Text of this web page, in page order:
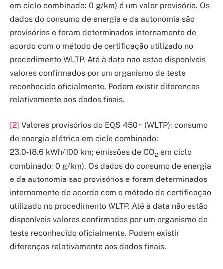
em ciclo combinado: 0 g/km) é um valor provisório. Os
dados do consumo de energia e da autonomia são
provisórios e foram determinados internamente de
acordo com o método de certificação utilizado no
procedimento WLTP. Até à data não estão disponíveis
valores confirmados por um organismo de teste
reconhecido oficialmente. Podem existir diferenças
relativamente aos dados finais.
[2] Valores provisórios do EQS 450+ (WLTP): consumo
de energia elétrica em ciclo combinado:
23.0‑18.6 kWh/100 km; emissões de CO2 em ciclo
combinado: 0 g/km). Os dados do consumo de energia
e da autonomia são provisórios e foram determinados
internamente de acordo com o método de certificação
utilizado no procedimento WLTP. Até à data não estão
disponíveis valores confirmados por um organismo de
teste reconhecido oficialmente. Podem existir
diferenças relativamente aos dados finais.